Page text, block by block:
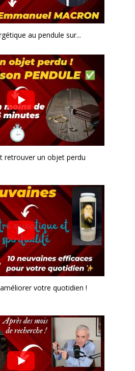
au pendule sur...
retrouver un objet perdu
votre quotidien !